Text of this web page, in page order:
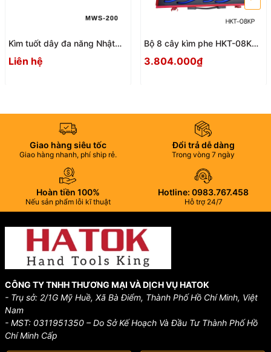
Kìm tuốt dây đa năng Nhật
Bản Tsunoda MWS-200
Liên hệ
Bộ 8 cây kìm phe HKT-08KP
3.804.000₫
Giao hàng siêu tốc
Giao hàng nhanh, phí ship rẻ.
Đổi trả dễ dàng
Trong vòng 7 ngày
Hoàn tiền 100%
Nếu sản phẩm lỗi kĩ thuật
Hotline: 0983.767.458
Hỗ trợ 24/7
CÔNG TY TNHH THƯƠNG MẠI VÀ DỊCH VỤ HATOK
- Trụ sở: 2/1G Mỹ Huề, Xã Bà Điểm, Thành Phố Hồ Chí Minh, Việt
Nam
- MST: 0311951350 – Do Sở Kế Hoạch Và Đầu Tư Thành Phố Hồ
Chí Minh Cấp